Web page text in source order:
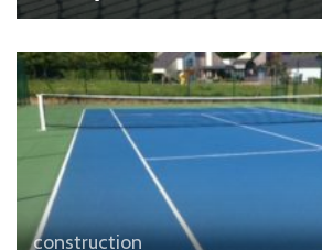
construction